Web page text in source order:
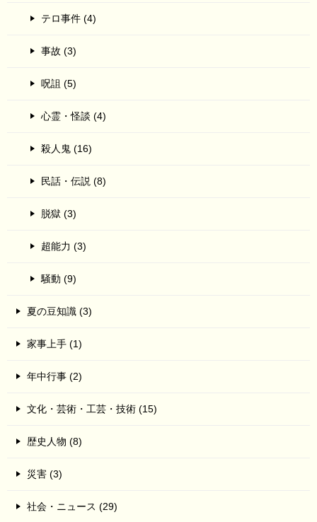
テロ事件 (4)
事故 (3)
呪詛 (5)
心霊・怪談 (4)
殺人鬼 (16)
民話・伝説 (8)
脱獄 (3)
超能力 (3)
騒動 (9)
夏の豆知識 (3)
家事上手 (1)
年中行事 (2)
文化・芸術・工芸・技術 (15)
歴史人物 (8)
災害 (3)
社会・ニュース (29)